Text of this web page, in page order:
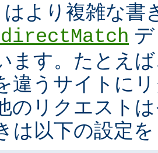
より複雑な書
ます。たとえ
違うサイトに
のリクエスト
は以下の設定